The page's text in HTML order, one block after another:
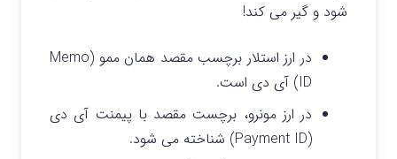
شود و گیر می کند!
در ارز استلار برچسب مقصد همان ممو (Memo
ID) آی دی است.
در ارز مونرو، برچست مقصد با پیمنت آی دی
(Payment ID) شناخته می شود.